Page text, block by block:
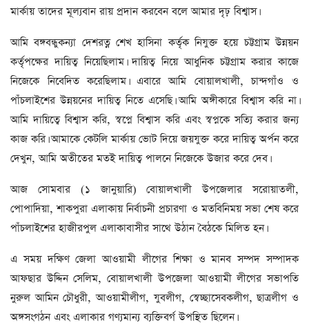
মার্কায় তাদের মূল্যবান রায় প্রদান করবেন বলে আমার দৃঢ় বিশ্বাস।
আমি বঙ্গবন্ধুকন্যা দেশরত্ন শেখ হাসিনা কর্তৃক নিযুক্ত হয়ে চট্টগ্রাম উন্নয়ন
কর্তৃপক্ষের দায়িত্ব নিয়েছিলাম। দায়িত্ব নিয়ে আধুনিক চট্টগ্রাম করার কাজে
নিজেকে নিবেদিত করেছিলাম। এবারে আমি বোয়ালখালী, চান্দগাঁও ও
পাঁচলাইশের উন্নয়নের দায়িত্ব নিতে এসেছি। আমি অঙ্গীকারে বিশ্বাস করি না।
আমি দায়িত্বে বিশ্বাস করি, স্বপ্নে বিশ্বাস করি এবং স্বপ্নকে সত্যি করার জন্য
কাজ করি। আমাকে কেটলি মার্কায় ভোট দিয়ে জয়যুক্ত করে দায়িত্ব অর্পন করে
দেখুন, আমি অতীতের মতই দায়িত্ব পালনে নিজেকে উজার করে দেব।
আজ সোমবার (১ জানুয়ারি) বোয়ালখালী উপজেলার সরোয়াতলী,
পোপাদিয়া, শাকপুরা এলাকায় নির্বাচনী প্রচারণা ও মতবিনিময় সভা শেষ করে
পাঁচলাইশের হাজীরপুল এলাকাবাসীর সাথে উঠান বৈঠকে মিলিত হন।
এ সময় দক্ষিণ জেলা আওয়ামী লীগের শিক্ষা ও মানব সম্পদ সম্পাদক
আফছার উদ্দিন সেলিম, বোয়ালখালী উপজেলা আওয়ামী লীগের সভাপতি
নুরুল আমিন চৌধুরী, আওয়ামীলীগ, যুবলীগ, স্বেচ্ছাসেবকলীগ, ছাত্রলীগ ও
অঙ্গসংগঠন এবং এলাকার গণ্যমান্য ব্যক্তিবর্গ উপস্থিত ছিলেন।